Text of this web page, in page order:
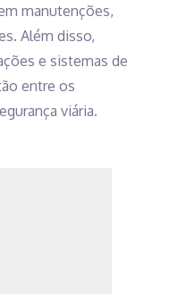
manutenções,
Além disso,
e sistemas de
entre os
viária.